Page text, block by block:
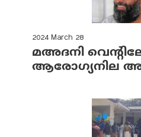
2024 March 28
മഅദനി
ആരോഗ്യനില